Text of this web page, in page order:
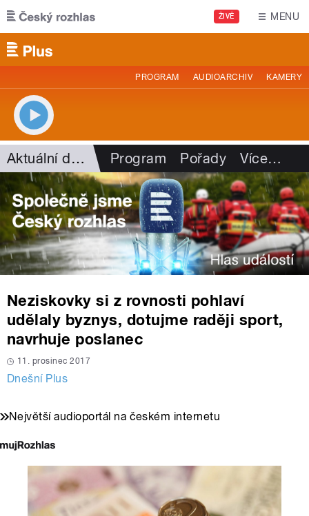
Přejít k hlavnímu obsahu
ŽIVĚ MENU
PROGRAM AUDIOARCHIV KAMERY
Aktuální dění Program Pořady Více…
Neziskovky si z rovnosti pohlaví
udělaly byznys, dotujme raději sport,
navrhuje poslanec
11. prosinec 2017
Dnešní Plus
Největší audioportál na českém internetu